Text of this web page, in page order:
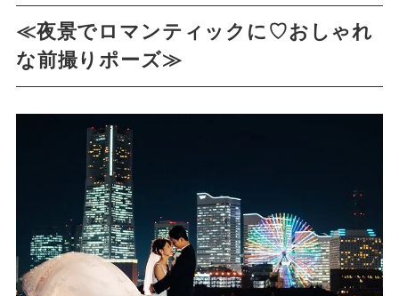
≪夜景でロマンティックに♡おしゃれ
な前撮りポーズ≫